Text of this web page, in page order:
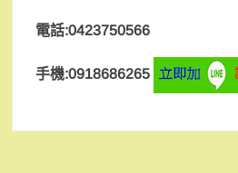
電話:0423750566
手機:0918686265